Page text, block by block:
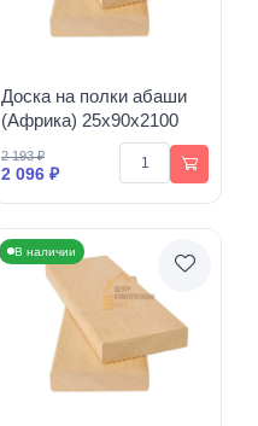
Доска на полки абаши
(Африка) 25х90х2100
2 193 ₽
2 096 ₽
В наличии